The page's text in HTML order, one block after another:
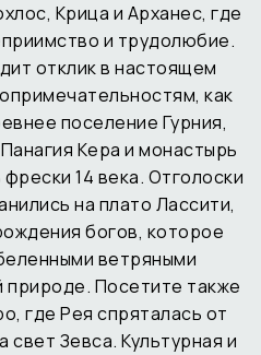
Крица и Арханес, где
и трудолюбие.
отклик в настоящем
как
поселение Гурния,
Кера и монастырь
14 века. Отголоски
на плато Лассити,
богов, которое
ветряными
природе. Посетите также
где Рея спряталась от
свет Зевса. Культурная и